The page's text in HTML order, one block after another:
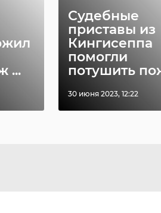
...
Судебные
приставы из
Кингисеппа
помогли
потушить
30 июня 2023, 12:22